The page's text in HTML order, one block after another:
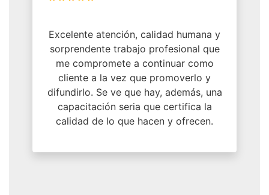
Excelente atención, calidad humana y
sorprendente trabajo profesional que
me compromete a continuar como
cliente a la vez que promoverlo y
difundirlo. Se ve que hay, además, una
capacitación seria que certifica la
calidad de lo que hacen y ofrecen.